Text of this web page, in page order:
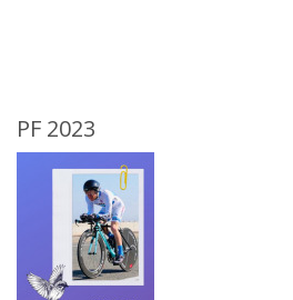
PF 2023